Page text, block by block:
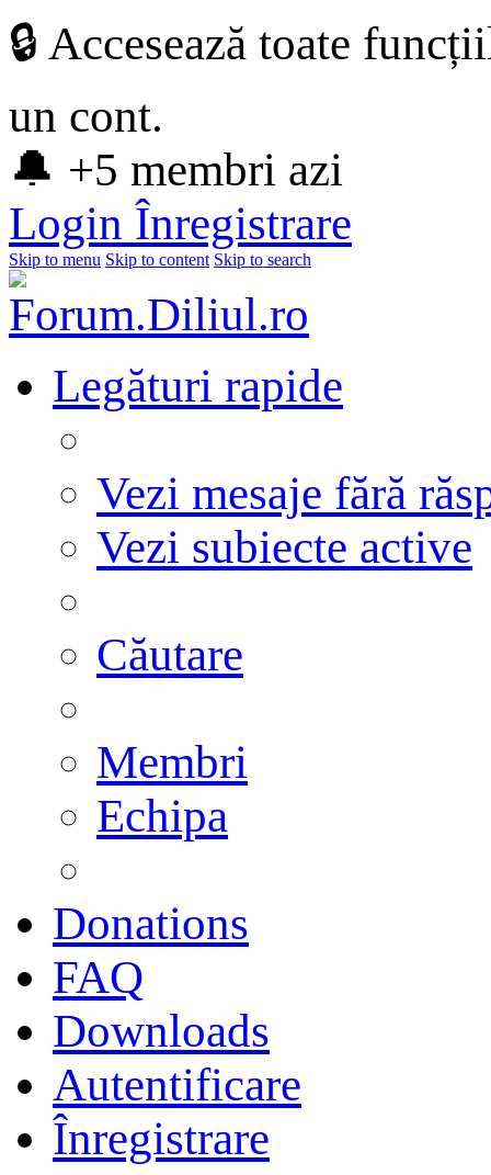
🔒 Accesează toate
un cont.
🔔 +5 membri azi
Login Înregistrare
Skip to menu Skip to content Skip to search
Legături rapide
Vezi mesaje fără
Vezi subiecte active
Căutare
Membri
Echipa
Donations
FAQ
Downloads
Autentificare
Înregistrare